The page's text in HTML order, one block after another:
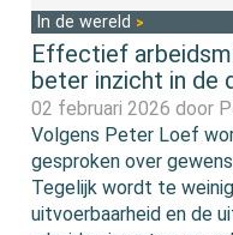
In de wereld
Effectief
beter inzicht in de
02 februari 2026 door
Volgens Peter Loef
gesproken over
Tegelijk wordt te
uitvoerbaarheid en de